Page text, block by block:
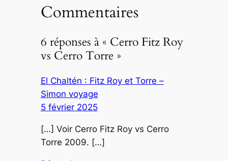
Commentaires
6 réponses à « Cerro Fitz Roy
vs Cerro Torre »
El Chaltén : Fitz Roy et Torre –
Simon voyage
5 février 2025
[…] Voir Cerro Fitz Roy vs Cerro
Torre 2009. […]